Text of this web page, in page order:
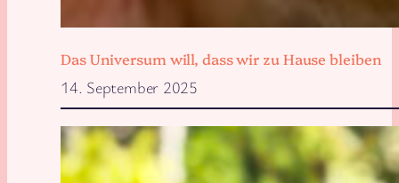
Das Universum will, dass wir zu Hause bleiben
14. September 2025